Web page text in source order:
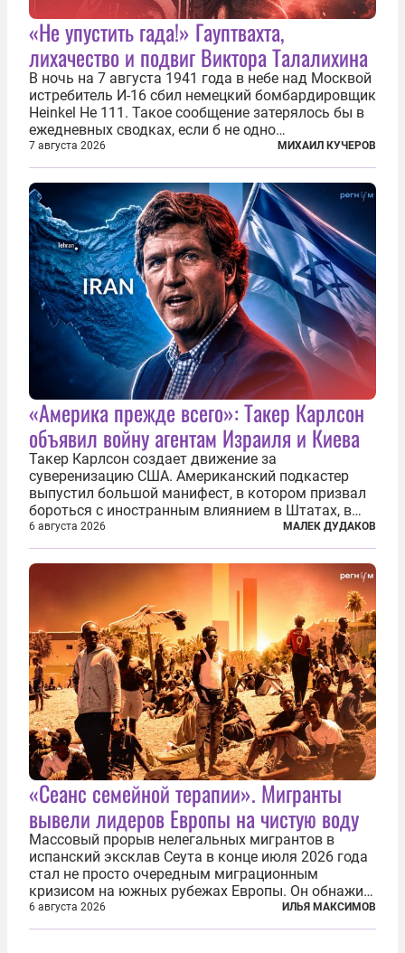
«Не упустить гада!» Гауптвахта,
лихачество и подвиг Виктора Талалихина
В ночь на 7 августа 1941 года в небе над Москвой
истребитель И-16 сбил немецкий бомбардировщик
Heinkel He 111. Такое сообщение затерялось бы в
ежедневных сводках, если б не одно
обстоятельство. Это был один из первых в
истории отечественной авиации ночных таранов.
У пилота — младшего лейтенанта...
7 августа 2026 МИХАИЛ КУЧЕРОВ
«Америка прежде всего»: Такер Карлсон
объявил войну агентам Израиля и Киева
Такер Карлсон создает движение за
суверенизацию США. Американский подкастер
выпустил большой манифест, в котором призвал
бороться с иностранным влиянием в Штатах, в
первую очередь имея в виду Израиль. А также
прекратить заморские войны, выплатить
репарации Ирану, остановить прием мигрантов...
6 августа 2026 МАЛЕК ДУДАКОВ
«Сеанс семейной терапии». Мигранты
вывели лидеров Европы на чистую воду
Массовый прорыв нелегальных мигрантов в
испанский эксклав Сеута в конце июля 2026 года
стал не просто очередным миграционным
кризисом на южных рубежах Европы. Он обнажил
фундаментальный раскол внутри Евросоюза,
продемонстрировав, что десятилетиями
6 августа 2026 ИЛЬЯ МАКСИМОВ